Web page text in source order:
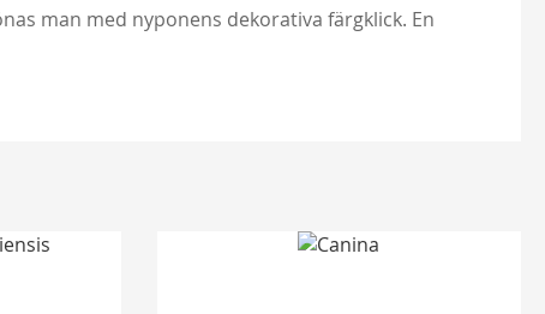
man med nyponens dekorativa färgklick. En